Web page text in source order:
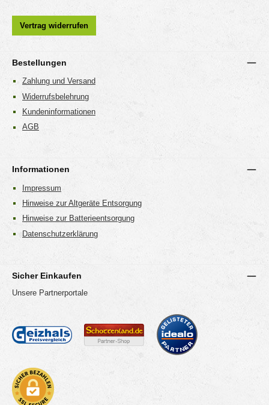
Vertrag widerrufen
Bestellungen
Zahlung und Versand
Widerrufsbelehrung
Kundeninformationen
AGB
Informationen
Impressum
Hinweise zur Altgeräte Entsorgung
Hinweise zur Batterieentsorgung
Datenschutzerklärung
Sicher Einkaufen
Unsere Partnerportale